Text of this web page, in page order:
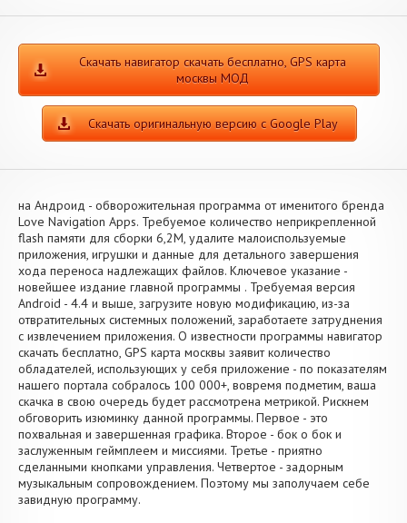
Скачать навигатор скачать бесплатно, GPS карта
москвы МОД
Скачать оригинальную версию с Google Play
на Андроид - обворожительная программа от именитого бренда
Love Navigation Apps. Требуемое количество неприкрепленной
flash памяти для сборки 6,2M, удалите малоиспользуемые
приложения, игрушки и данные для детального завершения
хода переноса надлежащих файлов. Ключевое указание -
новейшее издание главной программы . Требуемая версия
Android - 4.4 и выше, загрузите новую модификацию, из-за
отвратительных системных положений, заработаете затруднения
с извлечением приложения. О известности программы навигатор
скачать бесплатно, GPS карта москвы заявит количество
обладателей, использующих у себя приложение - по показателям
нашего портала собралось 100 000+, вовремя подметим, ваша
скачка в свою очередь будет рассмотрена метрикой. Рискнем
обговорить изюминку данной программы. Первое - это
похвальная и завершенная графика. Второе - бок о бок и
заслуженным геймплеем и миссиями. Третье - приятно
сделанными кнопками управления. Четвертое - задорным
музыкальным сопровождением. Поэтому мы заполучаем себе
завидную программу.